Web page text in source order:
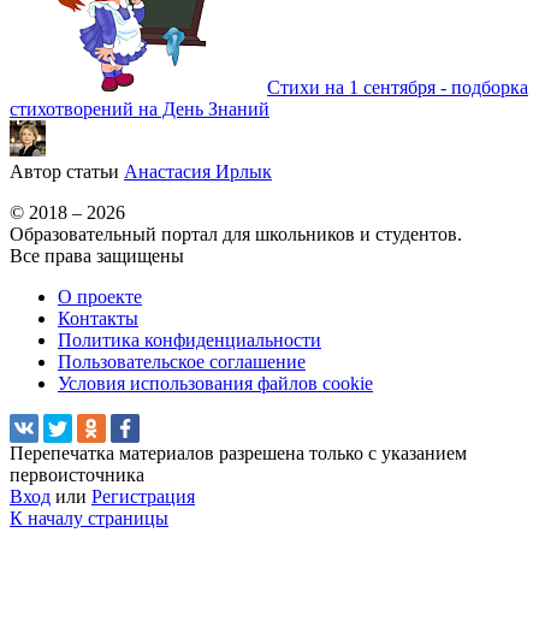
Стихи на 1 сентября - подборка
стихотворений на День Знаний
Автор статьи Анастасия Ирлык
© 2018 – 2026
Образовательный портал для школьников и студентов.
Все права защищены
О проекте
Контакты
Политика конфиденциальности
Пользовательское соглашение
Условия использования файлов cookie
Перепечатка материалов разрешена только с указанием
первоисточника
Вход или Регистрация
К началу страницы